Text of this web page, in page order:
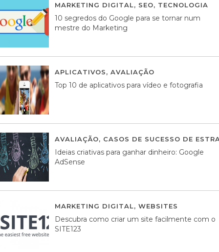
MARKETING DIGITAL, SEO, TECNOLOGIA
10 segredos do Google para se tornar num
mestre do Marketing
APLICATIVOS, AVALIAÇÃO
Top 10 de aplicativos para vídeo e fotografia
AVALIAÇÃO, CASOS DE SUCESSO DE
Ideias criativas para ganhar dinheiro: Google
AdSense
MARKETING DIGITAL, WEBSITES
Descubra como criar um site facilmente com o
SITE123